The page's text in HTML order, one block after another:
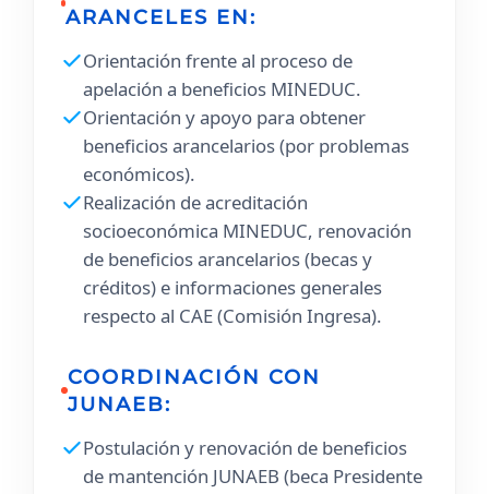
ARANCELES EN:
Orientación frente al proceso de
apelación a beneficios MINEDUC.
Orientación y apoyo para obtener
beneficios arancelarios (por problemas
económicos).
Realización de acreditación
socioeconómica MINEDUC, renovación
de beneficios arancelarios (becas y
créditos) e informaciones generales
respecto al CAE (Comisión Ingresa).
COORDINACIÓN CON
JUNAEB:
Postulación y renovación de beneficios
de mantención JUNAEB (beca Presidente